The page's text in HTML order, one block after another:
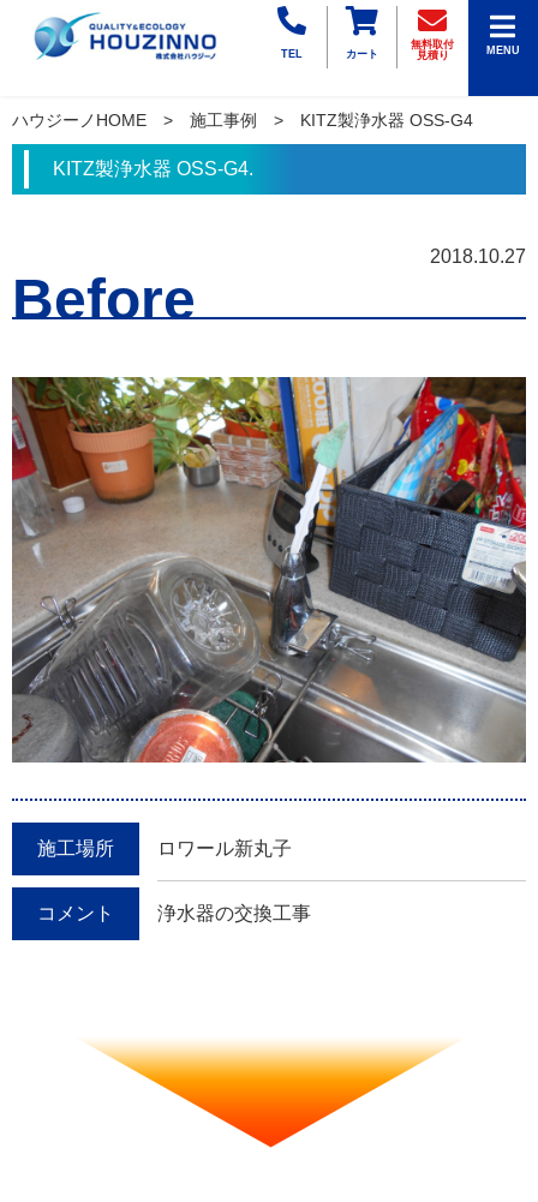
TEL カート
無料取付
見積り
MENU
ハウジーノHOME 施工事例 KITZ製浄水器 OSS-G4
KITZ製浄水器 OSS-G4.
2018.10.27
Before
施工場所 ロワール新丸子
コメント 浄水器の交換工事